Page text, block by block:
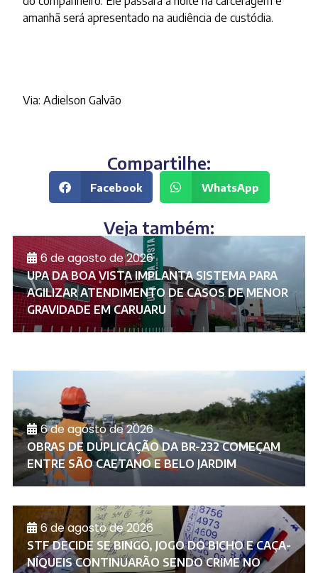
amanhã será apresentado na audiência de custódia.
Via: Adielson Galvão
Compartilhe:
Facebook WhatsApp
Veja também:
6 de agosto de 2026
UPA DA BOA VISTA IMPLANTA SISTEMA PARA
AGILIZAR ATENDIMENTO DE CASOS DE MENOR
GRAVIDADE EM CARUARU
6 de agosto de 2026
OBRAS DE DUPLICAÇÃO DA BR-232 COMEÇAM
ENTRE SÃO CAETANO E BELO JARDIM
6 de agosto de 2026
STF DECIDE SE BINGO, JOGO DO BICHO E CAÇA-
NÍQUEIS CONTINUARÃO SENDO CRIME NO